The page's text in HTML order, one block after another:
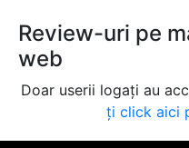
Review-uri pe
web
Doar userii logați au
ți click aici